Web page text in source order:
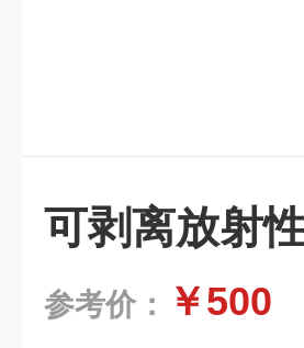
可剥离放射
参考价： ￥500